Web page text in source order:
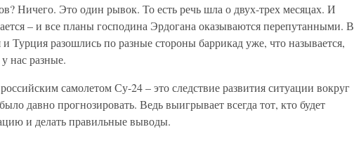
Ничего. Это один рывок. То есть речь шла о двух-трех месяцах. И
– и все планы господина Эрдогана оказываются перепутанными. В
и Турция разошлись по разные стороны баррикад уже, что называется,
нас разные.
самолетом Су-24 – это следствие развития ситуации вокруг
давно прогнозировать. Ведь выигрывает всегда тот, кто будет
и делать правильные выводы.